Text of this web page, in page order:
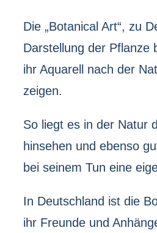
Die „Botanical Art“, zu
Darstellung der Pflanze
ihr Aquarell nach der
zeigen.
So liegt es in der Natur
hinsehen und ebenso
bei seinem Tun eine
In Deutschland ist die
ihr Freunde und